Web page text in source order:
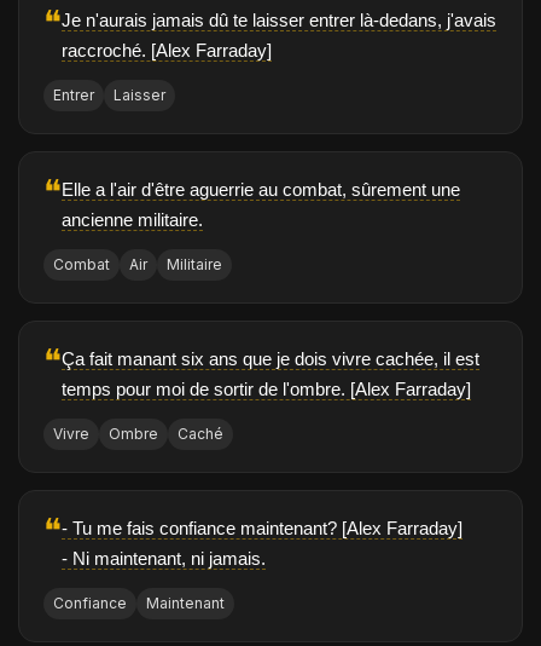
❝Je n'aurais jamais dû te laisser entrer là-dedans, j'avais
raccroché. [Alex Farraday]
Entrer Laisser
❝Elle a l'air d'être aguerrie au combat, sûrement une
ancienne militaire.
Combat Air Militaire
❝Ça fait manant six ans que je dois vivre cachée, il est
temps pour moi de sortir de l'ombre. [Alex Farraday]
Vivre Ombre Caché
❝- Tu me fais confiance maintenant? [Alex Farraday]
- Ni maintenant, ni jamais.
Confiance Maintenant